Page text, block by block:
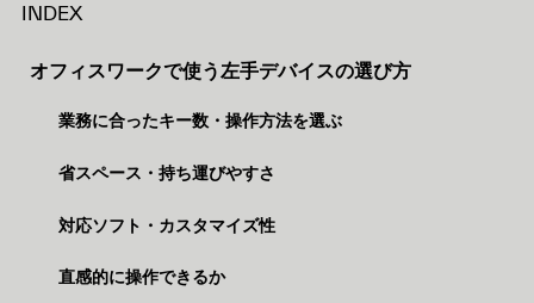
INDEX
オフィスワークで使う左手デバイスの選び方
業務に合ったキー数・操作方法を選ぶ
省スペース・持ち運びやすさ
対応ソフト・カスタマイズ性
直感的に操作できるか